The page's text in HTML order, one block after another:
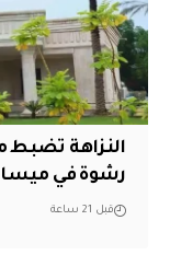
النزاهة
رشوة في
قبل 21 ساعة